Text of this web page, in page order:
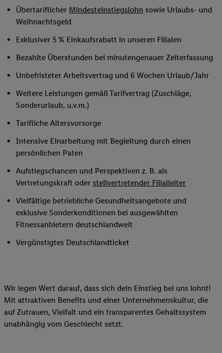
Übertariflicher Mindesteinstiegslohn sowie Urlaubs- und
Weihnachtsgeld
Exklusiver 5 % Einkaufsrabatt in unseren Filialen
Bezahlte Überstunden bei minutengenauer Zeiterfassung
Unbefristeter Arbeitsvertrag und 6 Wochen Urlaub/Jahr
Weitere Leistungen gemäß Tarifvertrag (Zuschläge,
Sonderurlaub, u.v.m.)
Tarifliche Altersvorsorge
Intensive Einarbeitung mit Begleitung durch einen
persönlichen Paten
Aufstiegschancen und Perspektiven z. B. als
Vertretungskraft oder stellvertretender Filialleiter
Vielfältige betriebliche Gesundheitsangebote und
exklusive Sonderkonditionen bei ausgewählten
Fitnessanbietern deutschlandweit
Vergünstigtes Deutschlandticket
Wir legen Wert darauf, dass sich dein Einstieg bei uns lohnt!
Mit attraktiven Benefits und einer Unternehmenskultur, die
auf Zutrauen, Vielfalt und ein transparentes Gehaltssystem
unabhängig vom Geschlecht setzt.